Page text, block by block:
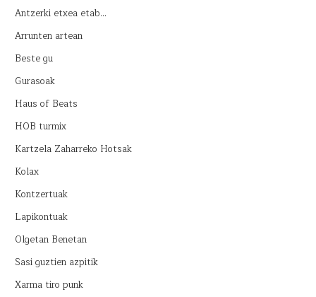
Antzerki etxea etab…
Arrunten artean
Beste gu
Gurasoak
Haus of Beats
HOB turmix
Kartzela Zaharreko Hotsak
Kolax
Kontzertuak
Lapikontuak
Olgetan Benetan
Sasi guztien azpitik
Xarma tiro punk